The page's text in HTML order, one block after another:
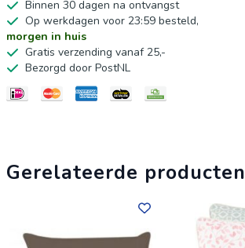
Binnen 30 dagen na ontvangst
Op werkdagen voor 23:59 besteld,
morgen in huis
Gratis verzending vanaf 25,-
Bezorgd door PostNL
Gerelateerde producten